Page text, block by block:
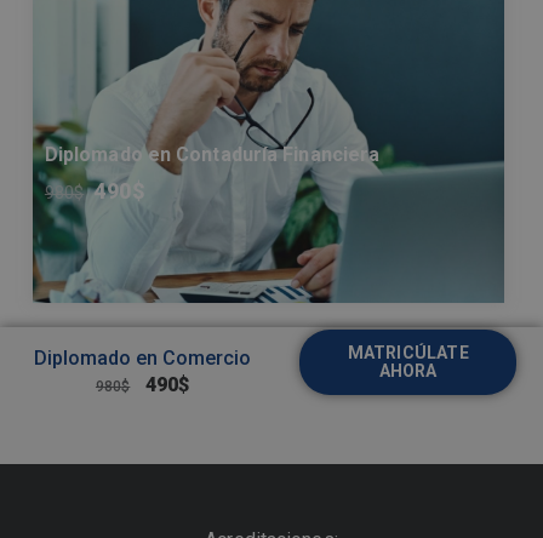
Diplomado en Contaduría Financiera
980$ 490 $
Diplomado en Comercio
980$ 490$
MATRICÚLATE
AHORA